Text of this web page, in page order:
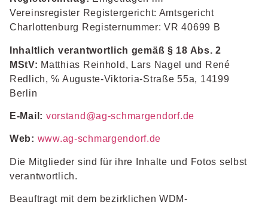
Vereinsregister Registergericht: Amtsgericht
Charlottenburg Registernummer: VR 40699 B
Inhaltlich verantwortlich gemäß § 18 Abs. 2
MStV: Matthias Reinhold, Lars Nagel und René
Redlich, ℅ Auguste-Viktoria-Straße 55a, 14199
Berlin
E-Mail: vorstand@ag-schmargendorf.de
Web: www.ag-schmargendorf.de
Die Mitglieder sind für ihre Inhalte und Fotos selbst
verantwortlich.
Beauftragt mit dem bezirklichen WDM-